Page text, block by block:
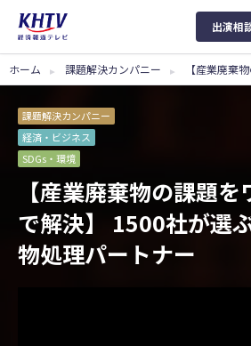
出演相
ホーム 課題解決カンパニー 【産業廃棄
課題解決カンパニー
経済・ビジネス
SDGs・環境
【産業廃棄物の課題
で解決】 1500社が選
物処理パートナー